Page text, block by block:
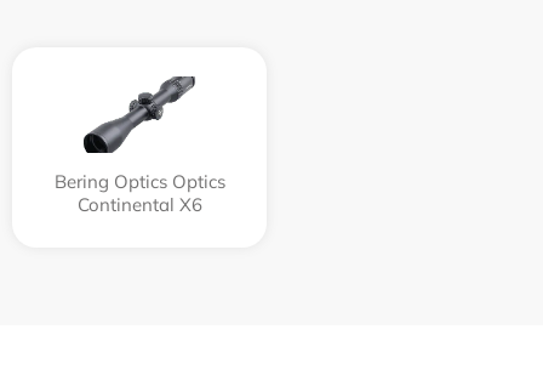
Bering Optics Optics
Continental X6